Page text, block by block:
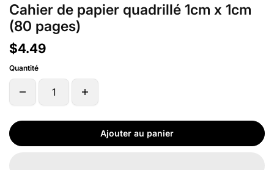
Cahier de papier quadrillé 1cm x 1cm
(80 pages)
$4.49
Quantité
Ajouter au panier